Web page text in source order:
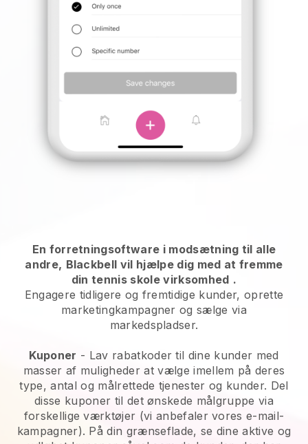
En forretningsoftware i modsætning til alle
andre, Blackbell vil hjælpe dig med at fremme
din tennis skole virksomhed .
Engagere tidligere og fremtidige kunder, oprette
marketingkampagner og sælge via
markedspladser.
Kuponer - Lav rabatkoder til dine kunder med
masser af muligheder at vælge imellem på deres
type, antal og målrettede tjenester og kunder. Del
disse kuponer til det ønskede målgruppe via
forskellige værktøjer (vi anbefaler vores e-mail-
kampagner). På din grænseflade, se dine aktive og